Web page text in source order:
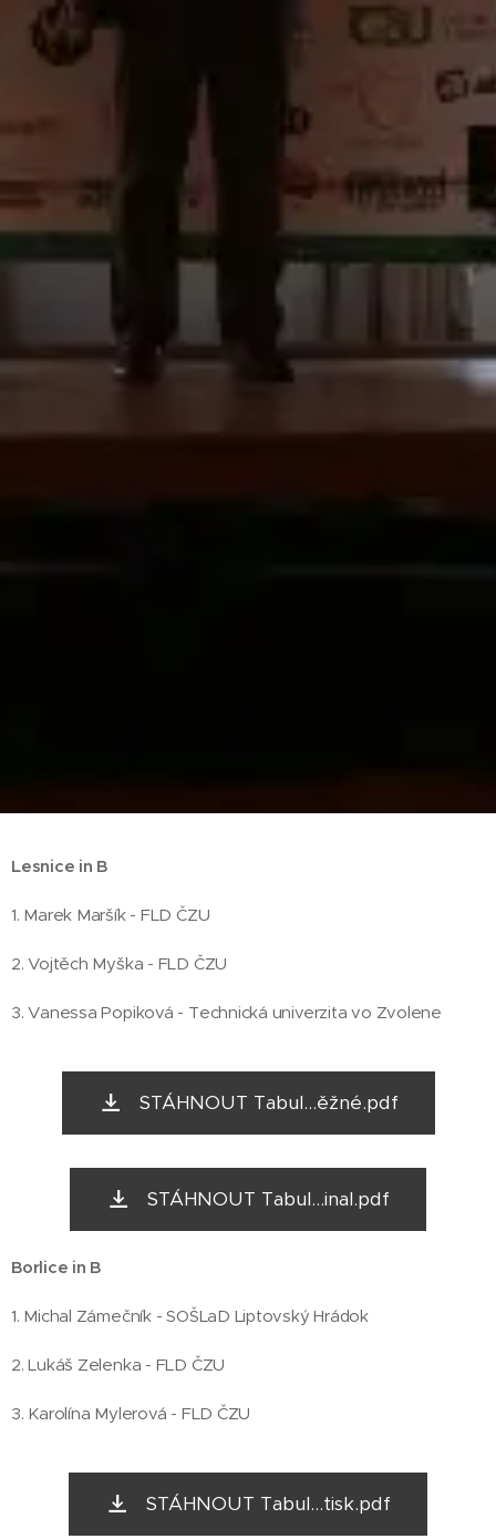
Lesnice in B
1. Marek Maršík - FLD ČZU
2. Vojtěch Myška - FLD ČZU
3. Vanessa Popiková - Technická univerzita vo Zvolene
STÁHNOUT Tabul...ěžné.pdf
STÁHNOUT Tabul...inal.pdf
Borlice in B
1. Michal Zámečník - SOŠLaD Liptovský Hrádok
2. Lukáš Zelenka - FLD ČZU
3. Karolína Mylerová - FLD ČZU
STÁHNOUT Tabul...tisk.pdf